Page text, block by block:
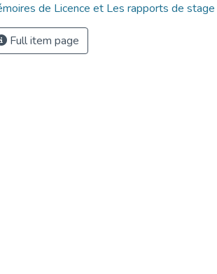
de Licence et Les rapports de stage
Full item page